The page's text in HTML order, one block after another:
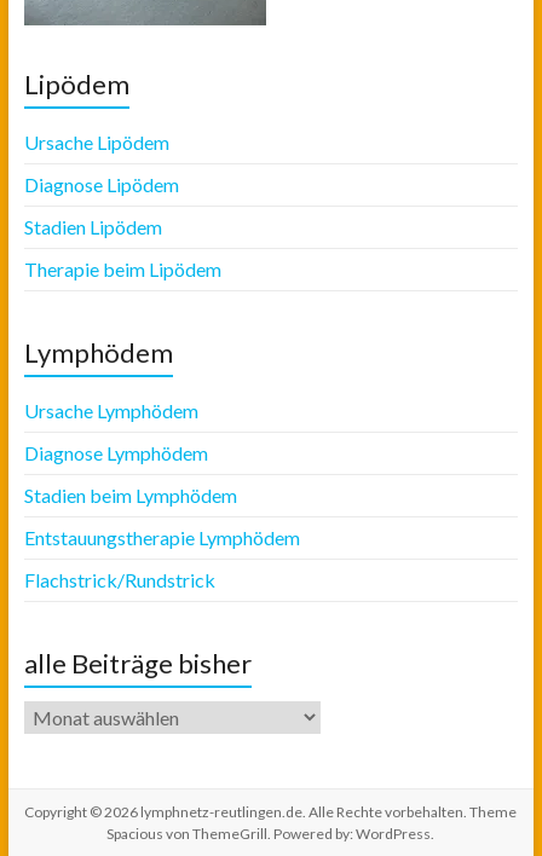
Lipödem
Ursache Lipödem
Diagnose Lipödem
Stadien Lipödem
Therapie beim Lipödem
Lymphödem
Ursache Lymphödem
Diagnose Lymphödem
Stadien beim Lymphödem
Entstauungstherapie Lymphödem
Flachstrick/Rundstrick
alle Beiträge bisher
alle
Beiträge
Copyright © 2026 lymphnetz-reutlingen.de. Alle Rechte vorbehalten. Theme
Spacious von ThemeGrill. Powered by:WordPress.